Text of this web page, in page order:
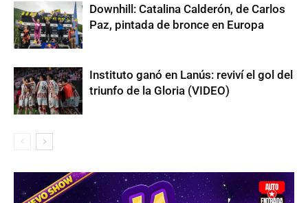
Downhill: Catalina Calderón, de Carlos
Paz, pintada de bronce en Europa
Instituto ganó en Lanús: reviví el gol del
triunfo de la Gloria (VIDEO)